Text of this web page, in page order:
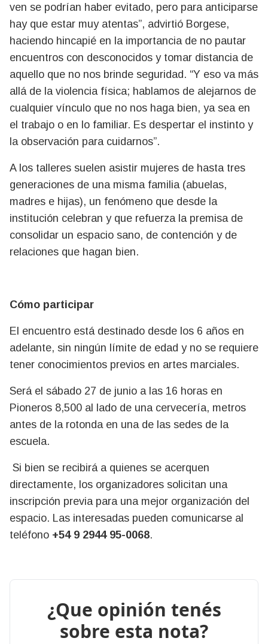
ven se podrían haber evitado, pero para anticiparse
hay que estar muy atentas”, advirtió Borgese,
haciendo hincapié en la importancia de no pautar
encuentros con desconocidos y tomar distancia de
aquello que no nos brinde seguridad. “Y eso va más
allá de la violencia física; hablamos de alejarnos de
cualquier vínculo que no nos haga bien, ya sea en
el trabajo o en lo familiar. Es despertar el instinto y
la observación para cuidarnos”.
A los talleres suelen asistir mujeres de hasta tres
generaciones de una misma familia (abuelas,
madres e hijas), un fenómeno que desde la
institución celebran y que refuerza la premisa de
consolidar un espacio sano, de contención y de
relaciones que hagan bien.
Cómo participar
El encuentro está destinado desde los 6 años en
adelante, sin ningún límite de edad y no se requiere
tener conocimientos previos en artes marciales.
Será el sábado 27 de junio a las 16 horas en
Pioneros 8,500 al lado de una cervecería, metros
antes de la rotonda en una de las sedes de la
escuela.
Si bien se recibirá a quienes se acerquen
directamente, los organizadores solicitan una
inscripción previa para una mejor organización del
espacio. Las interesadas pueden comunicarse al
teléfono +54 9 2944 95-0068.
¿Que opinión tenés
sobre esta nota?